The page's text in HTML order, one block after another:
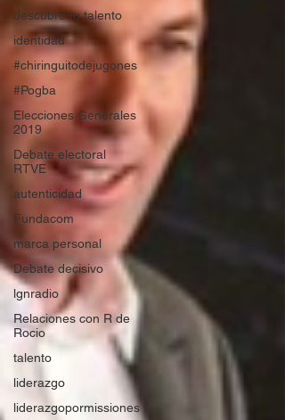
descubre tu talento
identidad
#chiringuitodejugones
#Pogba
Elecciones Generales
2019
Debate electoral
RTVE
autenticidad
Fundacom
marca personal
Debate decisivo
lgnradio
Relaciones con R de
Rocio
talento
liderazgo
liderazgopormissiones